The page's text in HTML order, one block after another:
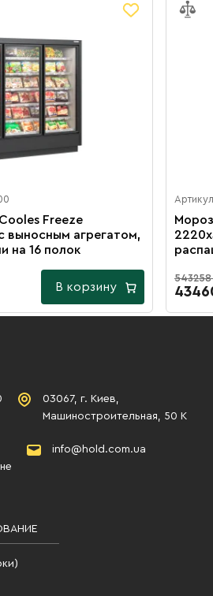
Freeze
выносным агрегатом,
на 16 полок
В корзину
03067, г. Киев,
Машиностроительная, 50 К
info@hold.com.ua